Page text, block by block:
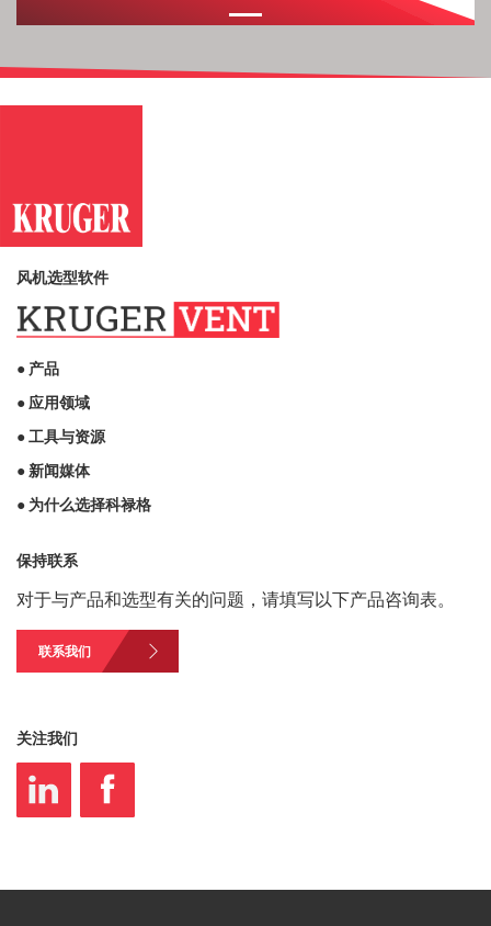
风机选型软件
● 产品
● 应用领域
● 工具与资源
● 新闻媒体
● 为什么选择科禄格
保持联系
对于与产品和选型有关的问题，请填写以下产品咨询表。
联系我们
关注我们